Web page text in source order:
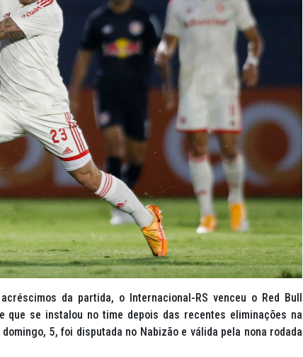
da partida, o Internacional-RS venceu o Red Bull
que se instalou no time depois das recentes eliminações na
5, foi disputada no Nabizão e válida pela nona rodada